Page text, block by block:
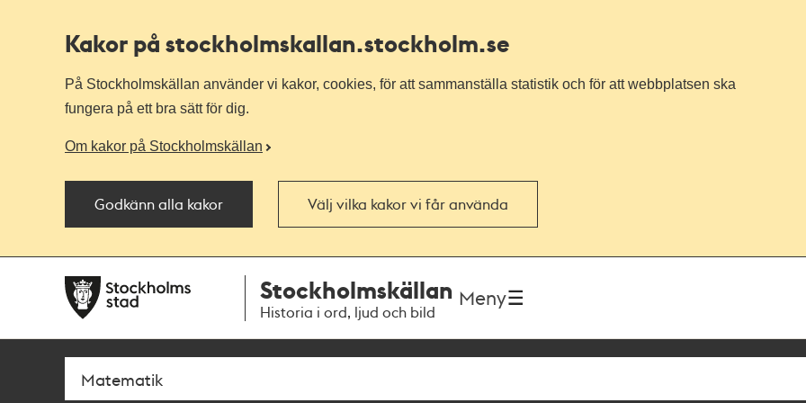
Kakor på stockholmskallan.stockholm.se
På Stockholmskällan använder vi kakor, cookies, för att sammanställa statistik och för att webbplatsen ska
fungera på ett bra sätt för dig.
Om kakor på Stockholmskällan
Godkänn alla kakor Välj vilka kakor vi får använda
navigationen
huvudinnehållet
Stockholmskällan
Historia i ord, ljud och bild
Meny
Sök